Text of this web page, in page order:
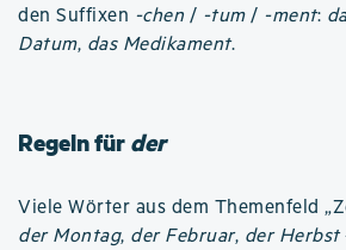
den Suffixen -chen / -tum/ -ment:
Datum, das Medikament.
Regeln fürder
Viele Wörter aus dem Themenfeld
der Montag, der Februar, der Herbst